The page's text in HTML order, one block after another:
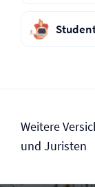
Weitere
und Juristen